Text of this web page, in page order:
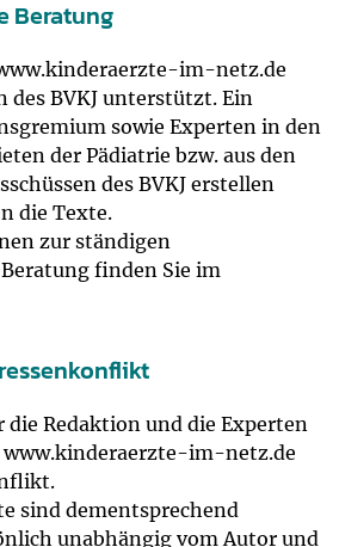
Beratung
im-netz.de
des BVKJ unterstützt. Ein
sowie Experten in den
der Pädiatrie bzw. aus den
des BVKJ erstellen
die Texte.
zur ständigen
finden Sie im
die Redaktion und die Experten
im-netz.de
sind dementsprechend
unabhängig vom Autor und